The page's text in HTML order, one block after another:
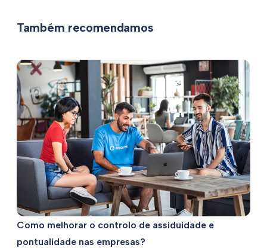
Também recomendamos
Como melhorar o controlo de assiduidade e
pontualidade nas empresas?